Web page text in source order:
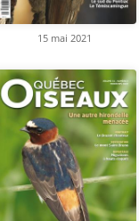
15 mai 2021